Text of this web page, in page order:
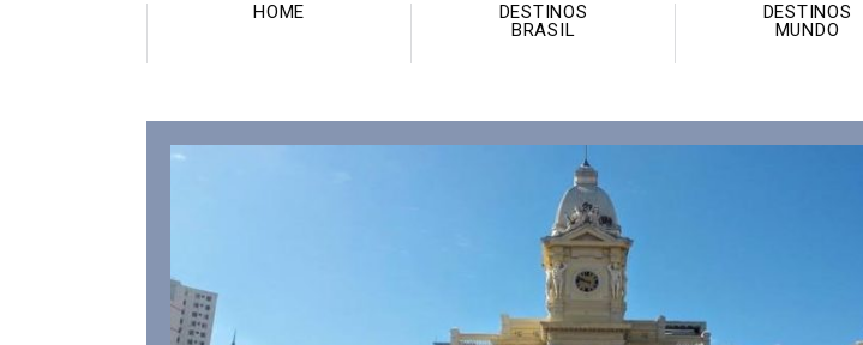
HOME
DESTINOS
BRASIL
DESTINOS
MUNDO